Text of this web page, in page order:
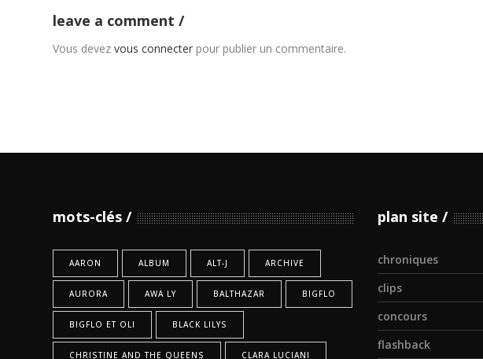
leave a comment
Vous devezvous connecter pour publier un commentaire.
mots-clés
AARON ALBUM ALT-J ARCHIVE
AURORA AWA LY BALTHAZAR BIGFLO
BIGFLO ET OLI BLACK LILYS
CHRISTINE AND THE QUEENS CLARA LUCIANI
plan site
chroniques
clips
concours
flashback